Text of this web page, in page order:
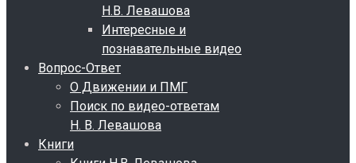
Н.В. Левашова
Интересные и
познавательные видео
Вопрос-Ответ
О Движении и ПМГ
Поиск по видео-ответам
Н. В. Левашова
Книги